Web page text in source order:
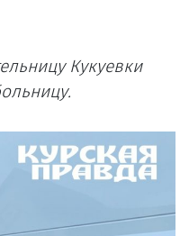
Кукуевки